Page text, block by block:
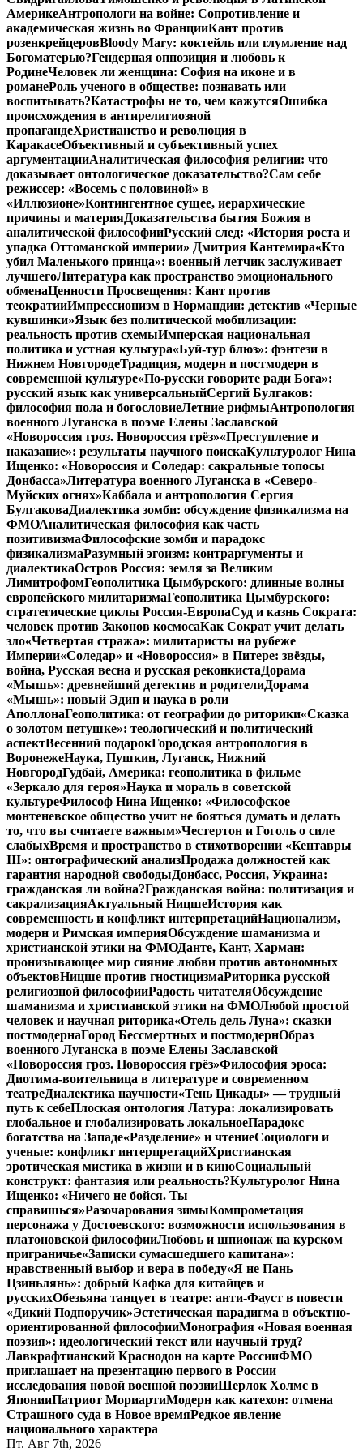
АмерикеАнтропологи на войне: Сопротивление и
академическая жизнь во ФранцииКант против
розенкрейцеровBloody Mary: коктейль или глумление над
Богоматерью?Гендерная оппозиция и любовь к
РодинеЧеловек ли женщина: София на иконе и в
романеРоль ученого в обществе: познавать или
воспитывать?Катастрофы не то, чем кажутсяОшибка
происхождения в антирелигиозной
пропагандеХристианство и революция в
КаракасеОбъективный и субъективный успех
аргументацииАналитическая философия религии: что
доказывает онтологическое доказательство?Сам себе
режиссер: «Восемь с половиной» в
«Иллюзионе»Контингентное сущее, иерархические
причины и материяДоказательства бытия Божия в
аналитической философииРусский след: «История роста и
упадка Оттоманской империи» Дмитрия Кантемира«Кто
убил Маленького принца»: военный летчик заслуживает
лучшегоЛитература как пространство эмоционального
обменаЦенности Просвещения: Кант против
теократииИмпрессионизм в Нормандии: детектив «Черные
кувшинки»Язык без политической мобилизации:
реальность против схемыИмперская национальная
политика и устная культура«Буй-тур блюз»: фэнтези в
Нижнем НовгородеТрадиция, модерн и постмодерн в
современной культуре«По-русски говорите ради Бога»:
русский язык как универсальныйСергий Булгаков:
философия пола и богословиеЛетние рифмыАнтропология
военного Луганска в поэме Елены Заславской
«Новороссия гроз. Новороссия грёз»«Преступление и
наказание»: результаты научного поискаКультуролог Нина
Ищенко: «Новороссия и Соледар: сакральные топосы
Донбасса»Литература военного Луганска в «Северо-
Муйских огнях»Каббала и антропология Сергия
БулгаковаДиалектика зомби: обсуждение физикализма на
ФМОАналитическая философия как часть
позитивизмаФилософские зомби и парадокс
физикализмаРазумный эгоизм: контраргументы и
диалектикаОстров Россия: земля за Великим
ЛимитрофомГеополитика Цымбурского: длинные волны
европейского милитаризмаГеополитика Цымбурского:
стратегические циклы Россия-ЕвропаСуд и казнь Сократа:
человек против Законов космосаКак Сократ учит делать
зло«Четвертая стража»: милитаристы на рубеже
Империи«Соледар» и «Новороссия» в Питере: звёзды,
война, Русская весна и русская реконкистаДорама
«Мышь»: древнейший детектив и родителиДорама
«Мышь»: новый Эдип и наука в роли
АполлонаГеополитика: от географии до риторики«Сказка
о золотом петушке»: теологический и политический
аспектВесенний подарокГородская антропология в
ВоронежеНаука, Пушкин, Луганск, Нижний
НовгородГудбай, Америка: геополитика в фильме
«Зеркало для героя»Наука и мораль в советской
культуреФилософ Нина Ищенко: «Философское
монтеневское общество учит не бояться думать и делать
то, что вы считаете важным»Честертон и Гоголь о силе
слабыхВремя и пространство в стихотворении «Кентавры
III»: онтографический анализПродажа должностей как
гарантия народной свободыДонбасс, Россия, Украина:
гражданская ли война?Гражданская война: политизация и
сакрализацияАктуальный НицшеИстория как
современность и конфликт интерпретацийНационализм,
модерн и Римская империяОбсуждение шаманизма и
христианской этики на ФМОДанте, Кант, Харман:
пронизывающее мир сияние любви против автономных
объектовНицше против гностицизмаРиторика русской
религиозной философииРадость читателяОбсуждение
шаманизма и христианской этики на ФМОЛюбой простой
человек и научная риторика«Отель дель Луна»: сказки
постмодернаГород Бессмертных и постмодернОбраз
военного Луганска в поэме Елены Заславской
«Новороссия гроз. Новороссия грёз»Философия эроса:
Диотима-воительница в литературе и современном
театреДиалектика научности«Тень Цикады» — трудный
путь к себеПлоская онтология Латура: локализировать
глобальное и глобализировать локальноеПарадокс
богатства на Западе«Разделение» и чтениеСоциологи и
ученые: конфликт интерпретацийХристианская
эротическая мистика в жизни и в киноСоциальный
конструкт: фантазия или реальность?Культуролог Нина
Ищенко: «Ничего не бойся. Ты
справишься»Разочарования зимыКомпрометация
персонажа у Достоевского: возможности использования в
платоновской философииЛюбовь и шпионаж на курском
приграничье«Записки сумасшедшего капитана»:
нравственный выбор и вера в победу«Я не Пань
Цзиньлянь»: добрый Кафка для китайцев и
русскихОбезьяна танцует в театре: анти-Фауст в повести
«Дикий Подпоручик»Эстетическая парадигма в объектно-
ориентированной философииМонография «Новая военная
поэзия»: идеологический текст или научный труд?
Лавкрафтианский Краснодон на карте РоссииФМО
приглашает на презентацию первого в России
исследования новой военной поэзииШерлок Холмс в
ЯпонииПатриот МориартиМодерн как катехон: отмена
Страшного суда в Новое времяРедкое явление
национального характера
Пт. Авг 7th, 2026